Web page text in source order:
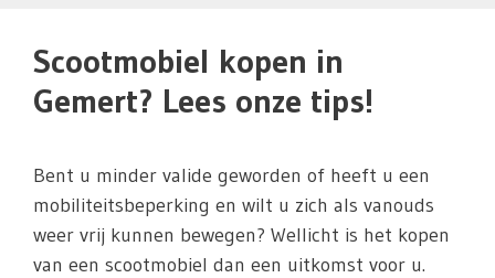
Scootmobiel kopen in
Gemert? Lees onze tips!
Bent u minder valide geworden of heeft u een
mobiliteitsbeperking en wilt u zich als vanouds
weer vrij kunnen bewegen? Wellicht is het kopen
van een scootmobiel dan een uitkomst voor u.